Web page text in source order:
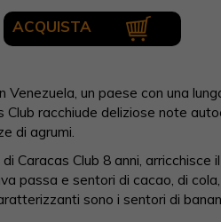
ACQUISTA
Venezuela, un paese con una
racchiude deliziose note
di agrumi.
Caracas Club 8 anni,
passa e sentori di cacao, di
sono i sentori di